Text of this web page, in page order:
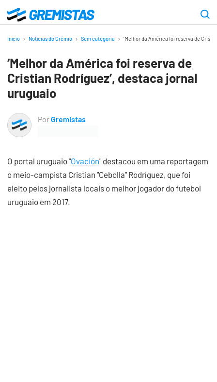
para
principal
Gremistas
Início Notícias do Grêmio Sem categoria ‘Melhor da América foi reserva de
‘Melhor da América foi reserva de
Cristian Rodríguez’, destaca jornal
uruguaio
PorGremistas
O portal uruguaio "Ovación" destacou em uma reportagem
o meio-campista Cristian "Cebolla" Rodríguez, que foi
eleito pelos jornalista locais o melhor jogador do futebol
uruguaio em 2017.